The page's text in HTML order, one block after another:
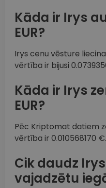
Kāda ir Irys
EUR?
Irys cenu vēsture
vērtība ir bijusi
Kāda ir Irys
EUR?
Pēc Kriptomat datiem
vērtība ir 0.010568170 €.
Cik daudz
vajadzētu